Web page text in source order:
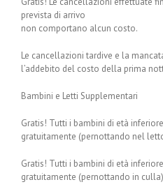
prevista di arrivo
non comportano alcun costo.
Le cancellazioni tardive e la
l’addebito del costo della prima
Bambini e Letti Supplementari
Gratis! Tutti i bambini di età
gratuitamente (pernottando nel
Gratis! Tutti i bambini di età
gratuitamente (pernottando in